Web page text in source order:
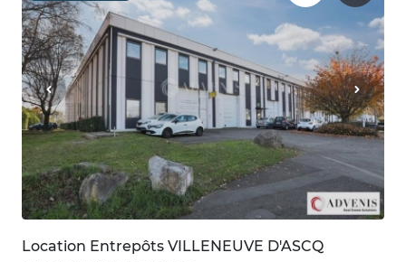
Location Entrepôts VILLENEUVE D'ASCQ